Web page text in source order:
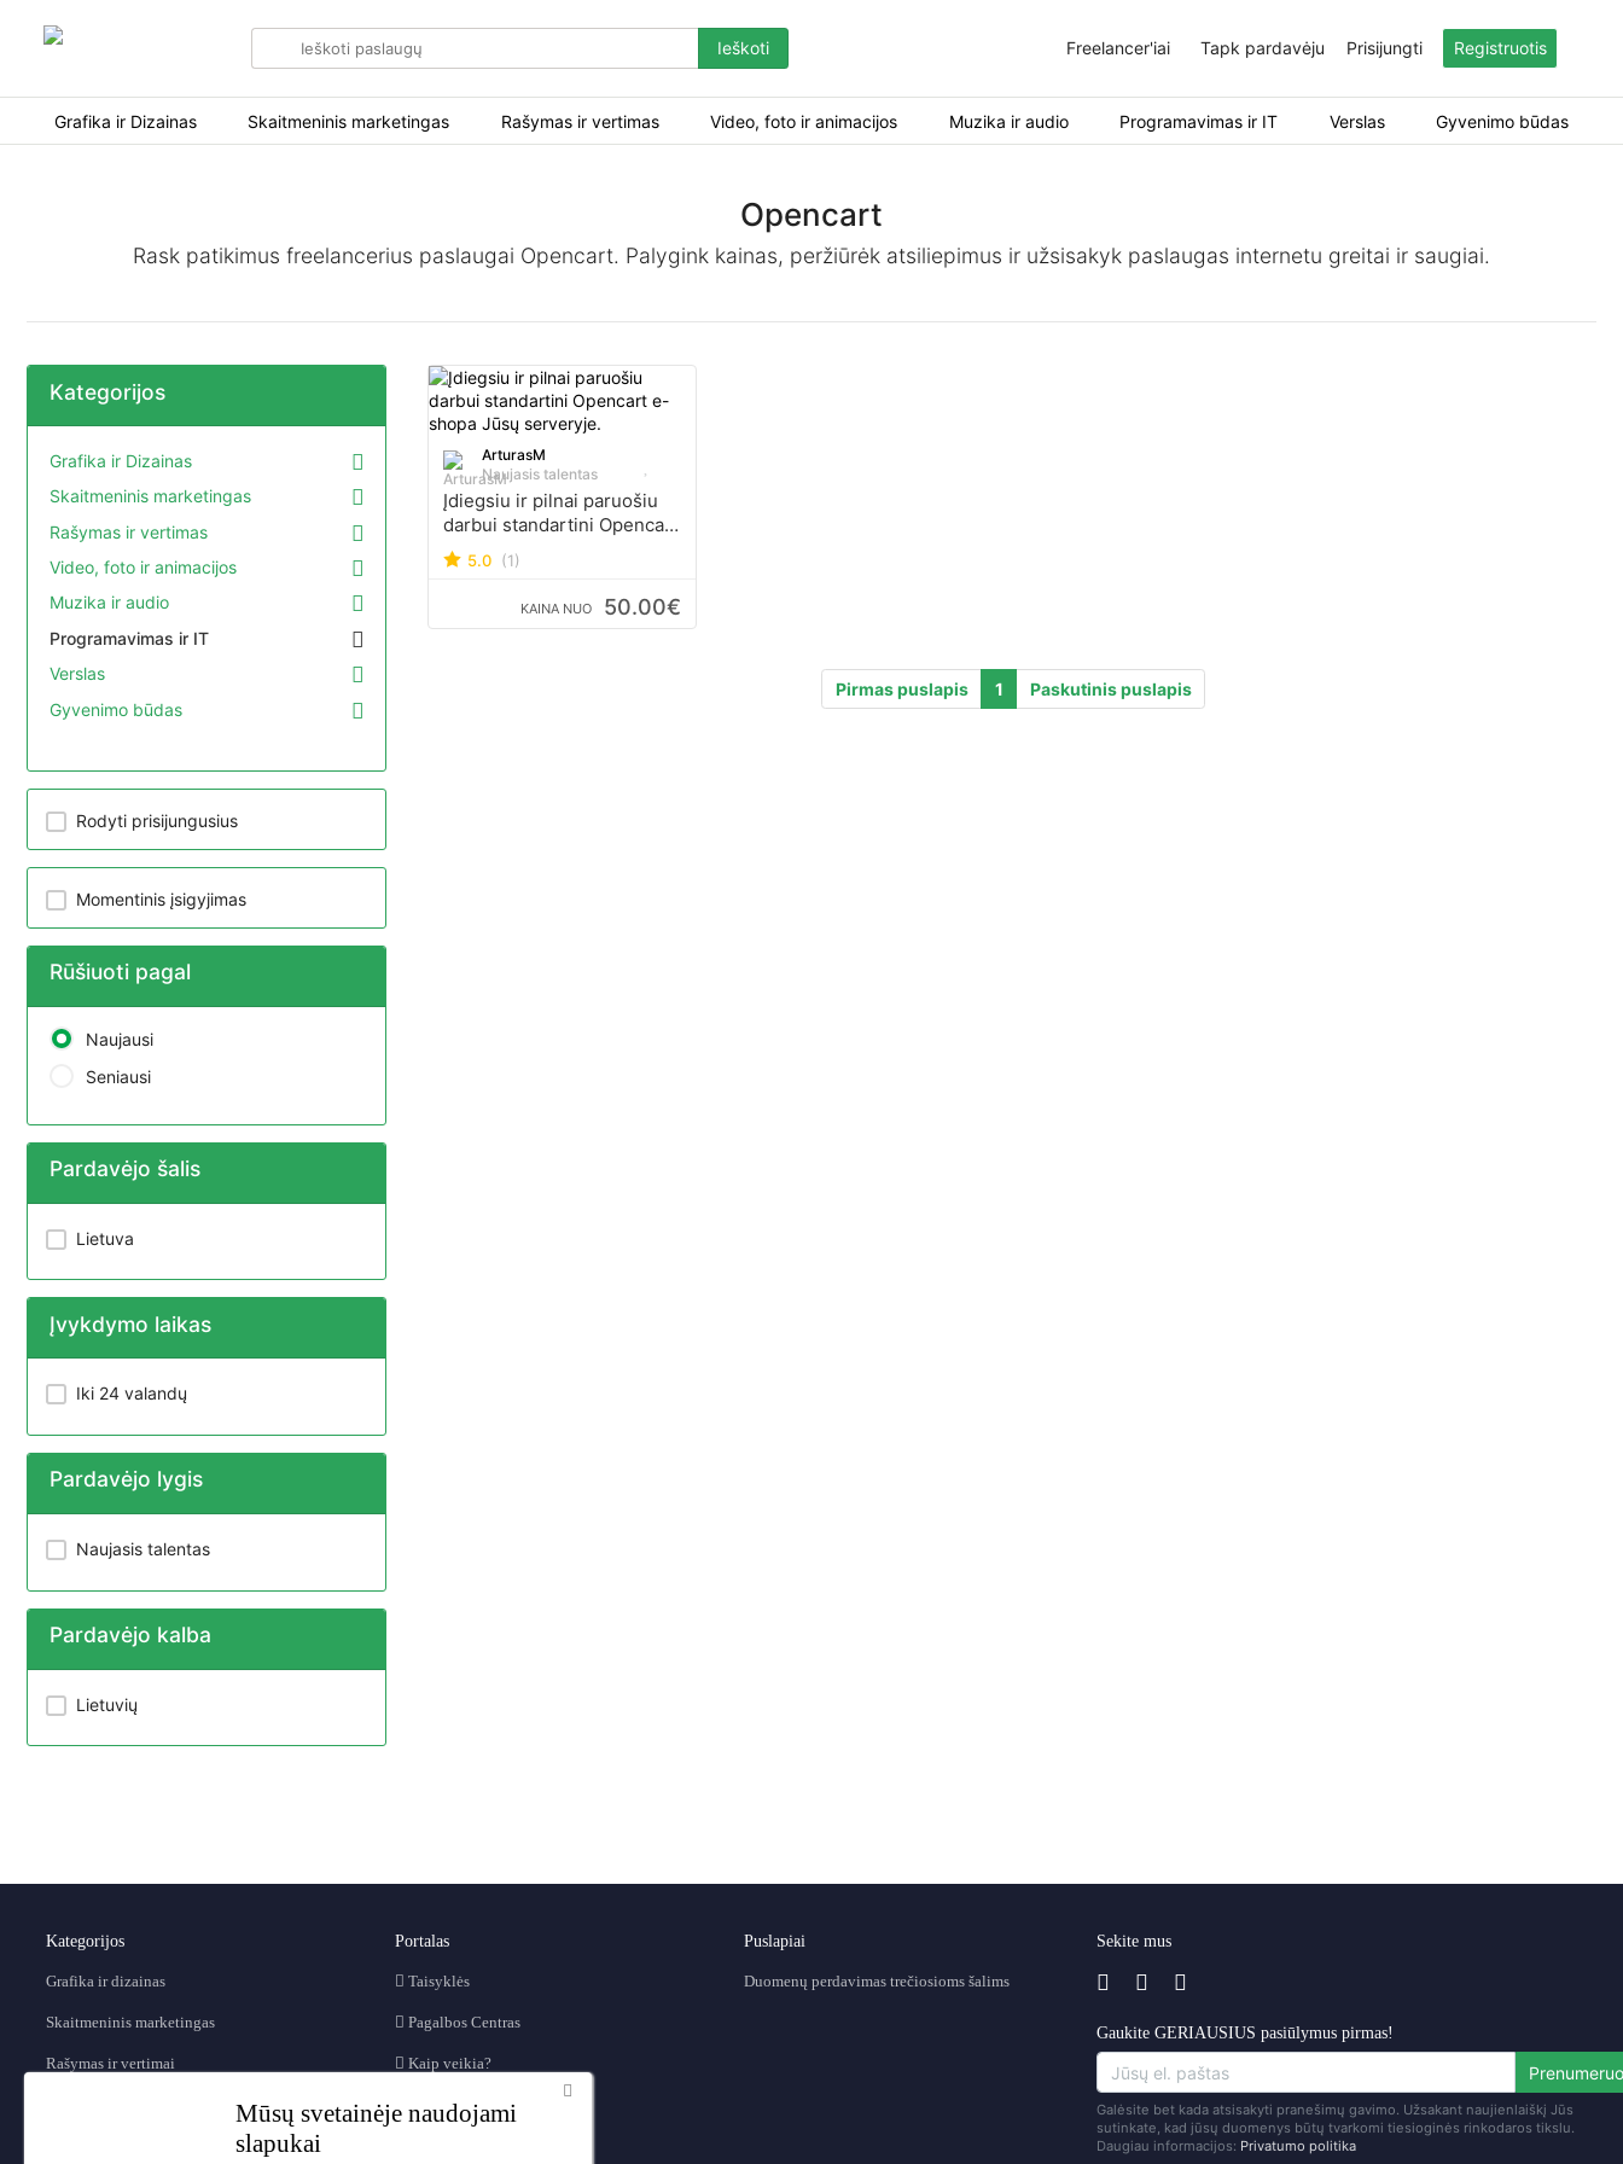
Search
Ieškoti Freelancer'iai Tapk pardavėju Prisijungti Registruotis
Grafika ir Dizainas Skaitmeninis marketingas Rašymas ir vertimas Video, foto ir animacijos Muzika ir audio Programavimas ir IT Verslas Gyvenimo būdas
Opencart
Rask patikimus freelancerius paslaugai Opencart. Palygink kainas, peržiūrėk atsiliepimus ir užsisakyk paslaugas internetu greitai ir saugiai.
Kategorijos
Grafika ir Dizainas
Skaitmeninis marketingas
Rašymas ir vertimas
Video, foto ir animacijos
Muzika ir audio
Programavimas ir IT
Verslas
Gyvenimo būdas
Rodyti prisijungusius
Momentinis įsigyjimas
Rūšiuoti pagal
Naujausi
Seniausi
Pardavėjo šalis
Lietuva
Įvykdymo laikas
Iki 24 valandų
Pardavėjo lygis
Naujasis talentas
Pardavėjo kalba
Lietuvių
ArturasM
Naujasis talentas
Įdiegsiu ir pilnai paruošiu
darbui standartini Opencart
e-shopa Jūsų serveryje.
5.0 (1)
KAINA NUO 50.00€
Pirmas puslapis 1 Paskutinis puslapis
Kategorijos
Grafika ir dizainas
Skaitmeninis marketingas
Rašymas ir vertimai
Portalas
Taisyklės
Pagalbos Centras
Kaip veikia?
D.U.K.
Puslapiai
Duomenų perdavimas trečiosioms šalims
Sekite mus
Gaukite GERIAUSIUS pasiūlymus pirmas!
Galėsite bet kada atsisakyti pranešimų gavimo. Užsakant naujienlaiškį Jūs
sutinkate, kad jūsų duomenys būtų tvarkomi tiesioginės rinkodaros tikslu.
Daugiau informacijos: Privatumo politika
Mūsų svetainėje naudojami
slapukai